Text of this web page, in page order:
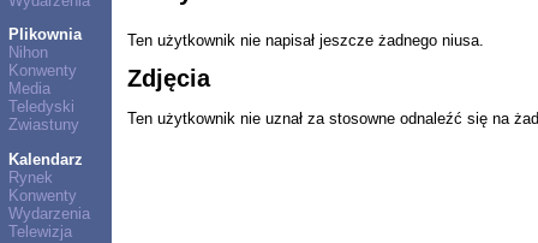
Plikownia
Nihon
Konwenty
Media
Teledyski
Zwiastuny
Kalendarz
Rynek
Konwenty
Wydarzenia
Telewizja
Ten użytkownik nie napisał jeszcze żadnego niusa.
Zdjęcia
Ten użytkownik nie uznał za stosowne odnaleźć się na